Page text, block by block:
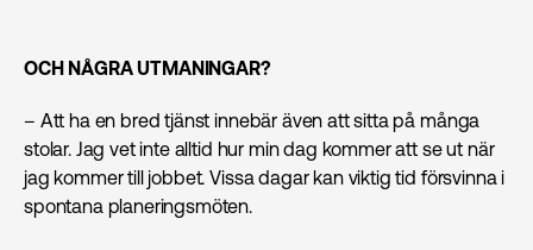
OCH NÅGRA UTMANINGAR?
– Att ha en bred tjänst innebär även att sitta på många
stolar. Jag vet inte alltid hur min dag kommer att se ut när
jag kommer till jobbet. Vissa dagar kan viktig tid försvinna i
spontana planeringsmöten.